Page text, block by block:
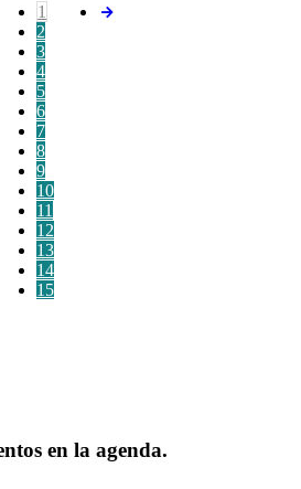
1
2
3
4
5
6
7
8
9
10
11
12
13
14
15
en la agenda.